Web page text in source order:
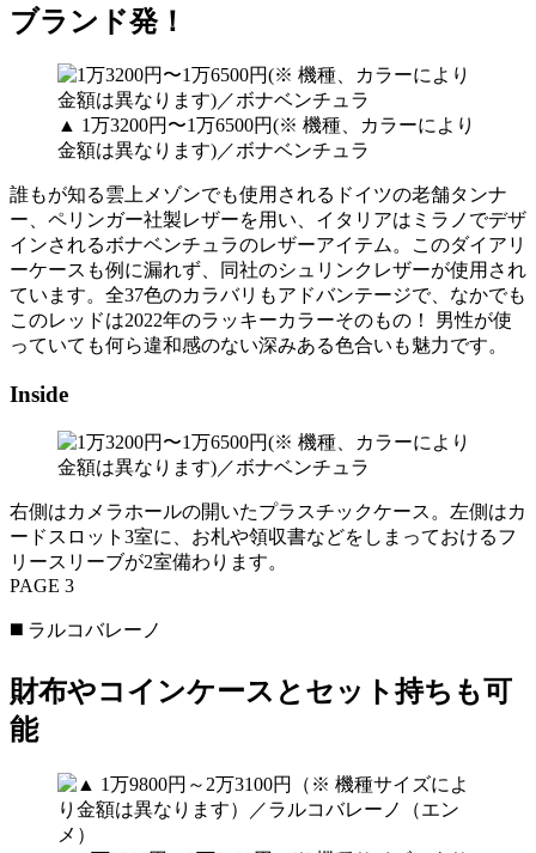
ブランド発！
▲ 1万3200円〜1万6500円(※ 機種、カラーにより
金額は異なります)／ボナベンチュラ
誰もが知る雲上メゾンでも使用されるドイツの老舗タンナ
ー、ペリンガー社製レザーを用い、イタリアはミラノでデザ
インされるボナベンチュラのレザーアイテム。このダイアリ
ーケースも例に漏れず、同社のシュリンクレザーが使用され
ています。全37色のカラバリもアドバンテージで、なかでも
このレッドは2022年のラッキーカラーそのもの！ 男性が使
っていても何ら違和感のない深みある色合いも魅力です。
Inside
右側はカメラホールの開いたプラスチックケース。左側はカ
ードスロット3室に、お札や領収書などをしまっておけるフ
リースリーブが2室備わります。
PAGE 3
◼️ ラルコバレーノ
財布やコインケースとセット持ちも可
能